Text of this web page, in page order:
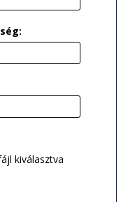
kiválasztva